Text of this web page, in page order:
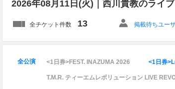
2026年08月11日(火)｜西川貴教のライ
全チケット件数 13 掲載待ちユー
全公演 <1日券>FEST. INAZUMA 2026 <1日券
T.M.R. ティーエムレボリューション LIVE